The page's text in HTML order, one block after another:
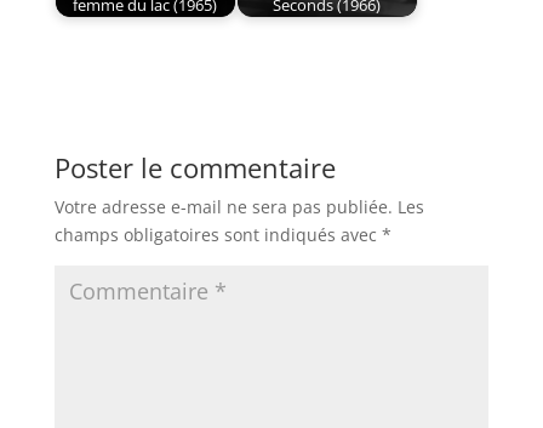
femme du lac (1965)
Seconds (1966)
Poster le commentaire
Votre adresse e-mail ne sera pas publiée. Les
champs obligatoires sont indiqués avec *